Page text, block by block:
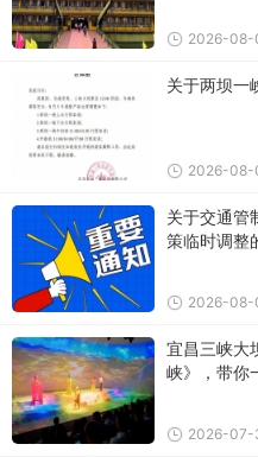
2026-08-
关于两坝一
2026-08-
关于交通管
策临时调整
2026-08-
宜昌三峡大
峡》，带你
2026-07-